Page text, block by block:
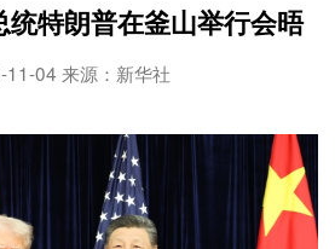
统特朗普在釜山举行会晤
04 来源：新华社